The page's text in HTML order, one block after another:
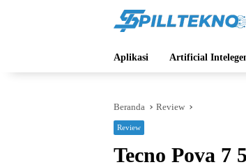
Aplikasi Artificial
Beranda Review
Review
Tecno Pova 7